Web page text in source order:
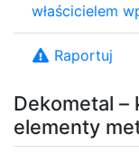
Dekometal –
elementy
właścicielem
Raportuj